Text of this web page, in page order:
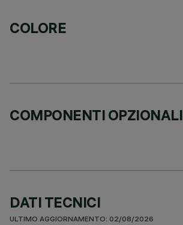
COLORE
COMPONENTI OPZIONALI
DATI TECNICI
ULTIMO AGGIORNAMENTO: 02/08/2026